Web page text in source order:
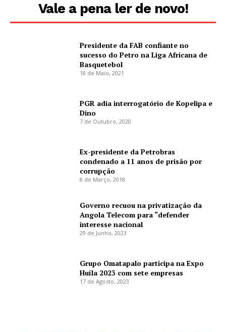
Vale a pena ler de novo!
Presidente da FAB confiante no
sucesso do Petro na Liga Africana de
Basquetebol
18 de Maio, 2021
PGR adia interrogatório de Kopelipa e
Dino
7 de Outubro, 2020
Ex-presidente da Petrobras
condenado a 11 anos de prisão por
corrupção
8 de Março, 2018
Governo recuou na privatização da
Angola Telecom para “defender
interesse nacional
29 de Junho, 2023
Grupo Omatapalo participa na Expo
Huíla 2023 com sete empresas
17 de Agosto, 2023